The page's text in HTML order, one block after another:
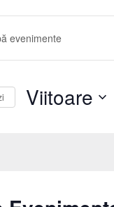
Viitoare